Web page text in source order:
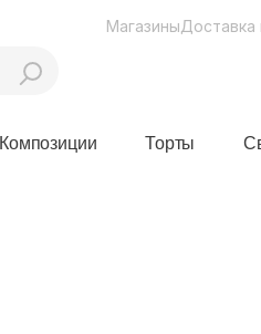
МагазиныДоставка
Композиции Торты